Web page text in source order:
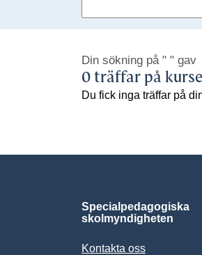
Din sökning på " " gav
0 träffar på
Du fick inga träffar på
Specialpedagogiska
skolmyndigheten
Kontakta oss